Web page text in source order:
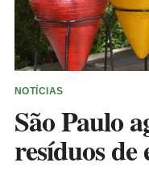
NOTÍCIAS
São Paulo
resíduos de